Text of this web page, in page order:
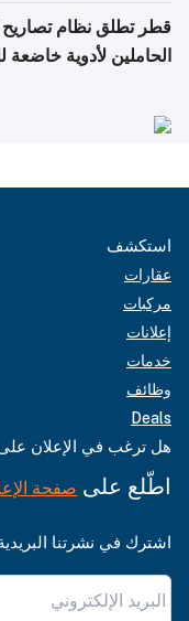
قطر تطلق نظام تصاريح
الحاملين لأدوية خاضعة
استكشف
عقارات
مركبات
إعلانات
خدمات
وظائف
Deals
هل ترغب في الإعلان
اطّلع على صفحة
اشترك في نشرتنا